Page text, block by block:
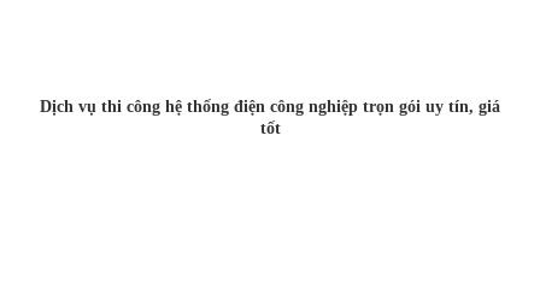
Dịch vụ thi công hệ thống điện công nghiệp trọn gói uy tín, giá
tốt